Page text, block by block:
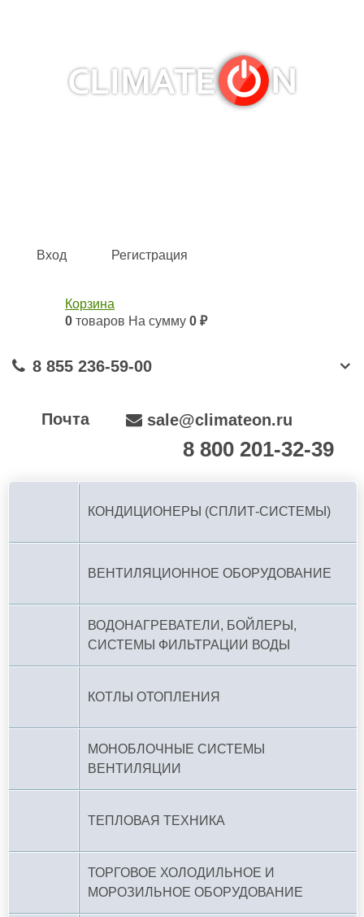
Вход Регистрация
Корзина
0 товаров На сумму 0 ₽
8 855 236-59-00
Почта sale@climateon.ru
8 800 201-32-39
КОНДИЦИОНЕРЫ (СПЛИТ-СИСТЕМЫ)
ВЕНТИЛЯЦИОННОЕ ОБОРУДОВАНИЕ
ВОДОНАГРЕВАТЕЛИ, БОЙЛЕРЫ,
СИСТЕМЫ ФИЛЬТРАЦИИ ВОДЫ
КОТЛЫ ОТОПЛЕНИЯ
МОНОБЛОЧНЫЕ СИСТЕМЫ
ВЕНТИЛЯЦИИ
ТЕПЛОВАЯ ТЕХНИКА
ТОРГОВОЕ ХОЛОДИЛЬНОЕ И
МОРОЗИЛЬНОЕ ОБОРУДОВАНИЕ